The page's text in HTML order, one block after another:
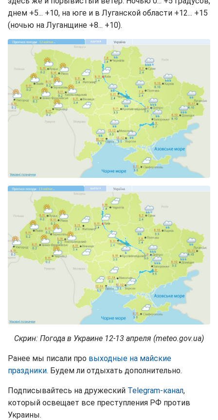
днем +5... +10, на юге и в Луганской области +12... +15
(ночью на Луганщине +8... +10).
Скрин: Погода в Украине 12-13 апреля (meteo.gov.ua)
Ранее мы писали про выходные на майские
праздники. Будем ли отдыхать дополнительно.
Подписывайтесь на дружеский Telegram-канал,
который освещает все преступления РФ против
Украины.